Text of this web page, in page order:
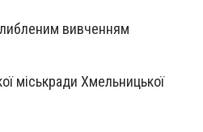
вивченням
міськради Хмельницької